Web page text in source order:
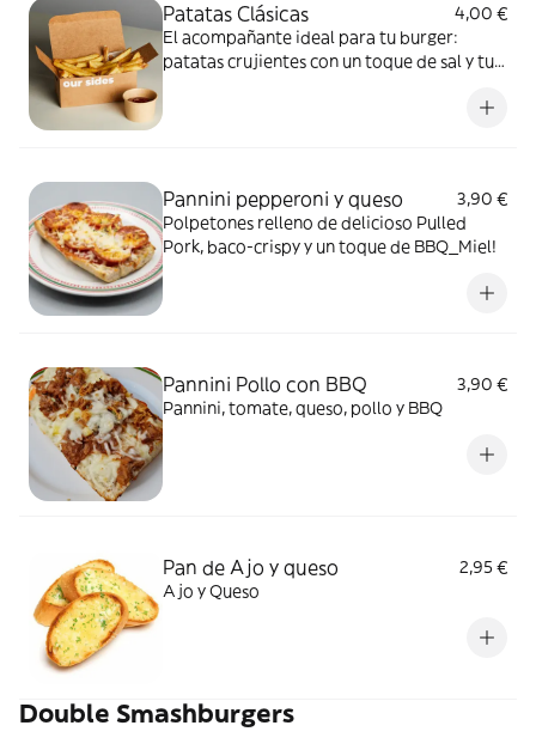
Patatas Clásicas
4,00 €
El acompañante ideal para tu burger:
patatas crujientes con un toque de sal y tu
Pannini pepperoni y queso
3,90 €
Polpetones relleno de delicioso Pulled
Pork, baco-crispy y un toque de BBQ_Miel!
Pannini Pollo con BBQ
3,90 €
Pannini, tomate, queso, pollo y BBQ
Pan de Ajo y queso
2,95 €
Ajo y Queso
Double Smashburgers